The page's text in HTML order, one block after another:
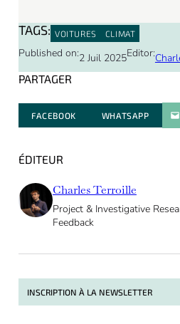
TAGS: VOITURES CLIMAT
Published on:2 Juil 2025Editor:
PARTAGER
FACEBOOK WHATSAPPPARATGER
ÉDITEUR
Charles Terroille
Project & Investigative
Feedback
INSCRIPTION À LA NEWSLETTER